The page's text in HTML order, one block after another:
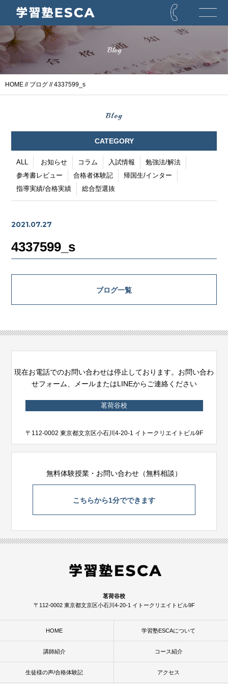
Blog
HOME // ブログ // 4337599_s
Blog
CATEGORY
ALL お知らせ コラム 入試情報
勉強法/解法
参考書レビュー
合格者体験記
帰国生/インター
指導実績/合格実績
総合型選抜
2021.07.27
4337599_s
ブログ一覧
現在お電話でのお問い合わせは停止しております。お問い合わ
せフォーム、メールまたはLINEからご連絡ください
茗荷谷校
〒112-0002 東京都文京区小石川4-20-1 イトークリエイトビル9F
無料体験授業・お問い合わせ（無料相談）
こちらから1分でできます
茗荷谷校
〒112-0002 東京都文京区小石川4-20-1 イトークリエイトビル9F
HOME 学習塾ESCAについて
講師紹介 コース紹介
生徒様の声/合格体験記 アクセス